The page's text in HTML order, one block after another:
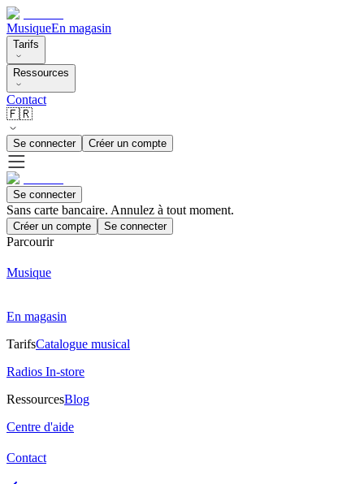
MusiqueEn magasin
Tarifs
Ressources
Contact
🇫🇷
Se connecter Créer un compte
Se connecter
Sans carte bancaire. Annulez à tout moment.
Créer un compte Se connecter
Parcourir
Musique
En magasin
TarifsCatalogue musical
Radios In-store
RessourcesBlog
Centre d'aide
Contact